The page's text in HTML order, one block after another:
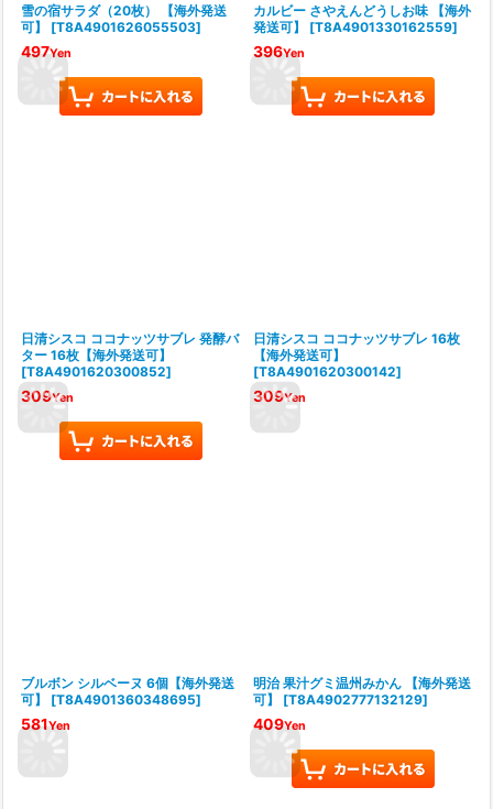
雪の宿サラダ（20枚） 【海外発送
可】
[T8A4901626055503]
497Yen
カルビー さやえんどうしお味 【海外
発送可】
[T8A4901330162559]
396Yen
日清シスコ ココナッツサブレ 発酵バ
ター 16枚【海外発送可】
[T8A4901620300852]
309Yen
日清シスコ ココナッツサブレ 16枚
【海外発送可】
[T8A4901620300142]
309Yen
ブルボン シルベーヌ 6個【海外発送
可】
[T8A4901360348695]
581Yen
明治 果汁グミ温州みかん 【海外発送
可】
[T8A4902777132129]
409Yen